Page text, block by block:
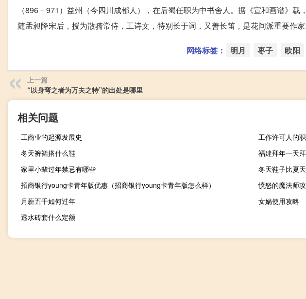
（896－971）益州（今四川成都人），在后蜀任职为中书舍人。据《宣和画谱》载
随孟昶降宋后，授为散骑常侍，工诗文，特别长于词，又善长笛，是花间派重要作家
网络标签： 明月 枣子 欧阳
上一篇
“以身弯之者为万夫之特”的出处是哪里
相关问题
工商业的起源发展史
工作许可人的
冬天裤裙搭什么鞋
福建拜年一天
家里小辈过年禁忌有哪些
冬天鞋子比夏
招商银行young卡青年版优惠（招商银行young卡青年版怎么样）
愤怒的魔法师
月薪五千如何过年
女娲使用攻略
透水砖套什么定额